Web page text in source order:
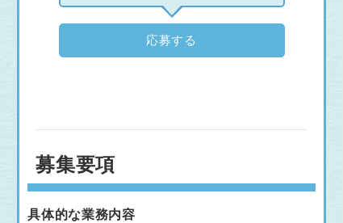
応募する
募集要項
具体的な業務内容